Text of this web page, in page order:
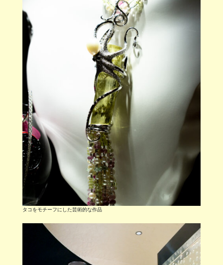
タコをモチーフにした芸術的な作品